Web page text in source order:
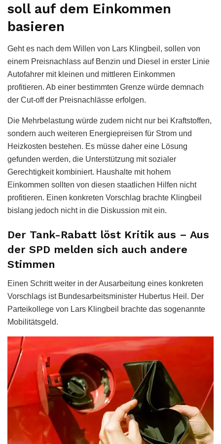
soll auf dem Einkommen
basieren
Geht es nach dem Willen von Lars Klingbeil, sollen von
einem Preisnachlass auf Benzin und Diesel in erster Linie
Autofahrer mit kleinen und mittleren Einkommen
profitieren. Ab einer bestimmten Grenze würde demnach
der Cut-off der Preisnachlässe erfolgen.
Die Mehrbelastung würde zudem nicht nur bei Kraftstoffen,
sondern auch weiteren Energiepreisen für Strom und
Heizkosten bestehen. Es müsse daher eine Lösung
gefunden werden, die Unterstützung mit sozialer
Gerechtigkeit kombiniert. Haushalte mit hohem
Einkommen sollten von diesen staatlichen Hilfen nicht
profitieren. Einen konkreten Vorschlag brachte Klingbeil
bislang jedoch nicht in die Diskussion mit ein.
Der Tank-Rabatt löst Kritik aus – Aus
der SPD melden sich auch andere
Stimmen
Einen Schritt weiter in der Ausarbeitung eines konkreten
Vorschlags ist Bundesarbeitsminister Hubertus Heil. Der
Parteikollege von Lars Klingbeil brachte das sogenannte
Mobilitätsgeld.